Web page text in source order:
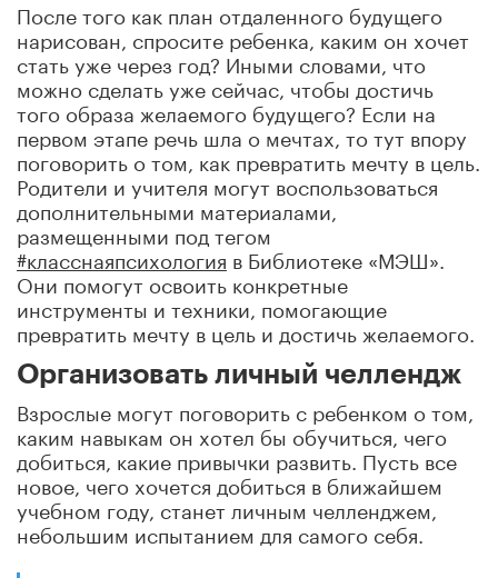
После того как план отдаленного будущего
нарисован, спросите ребенка, каким он хочет
стать уже через год? Иными словами, что
можно сделать уже сейчас, чтобы достичь
того образа желаемого будущего? Если на
первом этапе речь шла о мечтах, то тут впору
поговорить о том, как превратить мечту в цель.
Родители и учителя могут воспользоваться
дополнительными материалами,
размещенными под тегом
#класснаяпсихология в Библиотеке «МЭШ».
Они помогут освоить конкретные
инструменты и техники, помогающие
превратить мечту в цель и достичь желаемого.
Организовать личный челлендж
Взрослые могут поговорить с ребенком о том,
каким навыкам он хотел бы обучиться, чего
добиться, какие привычки развить. Пусть все
новое, чего хочется добиться в ближайшем
учебном году, станет личным челленджем,
небольшим испытанием для самого себя.